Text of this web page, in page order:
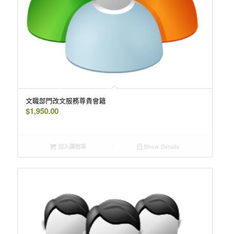
文職部門改文服務尊貴會籍
$1,950.00
加入購物車 Show Details